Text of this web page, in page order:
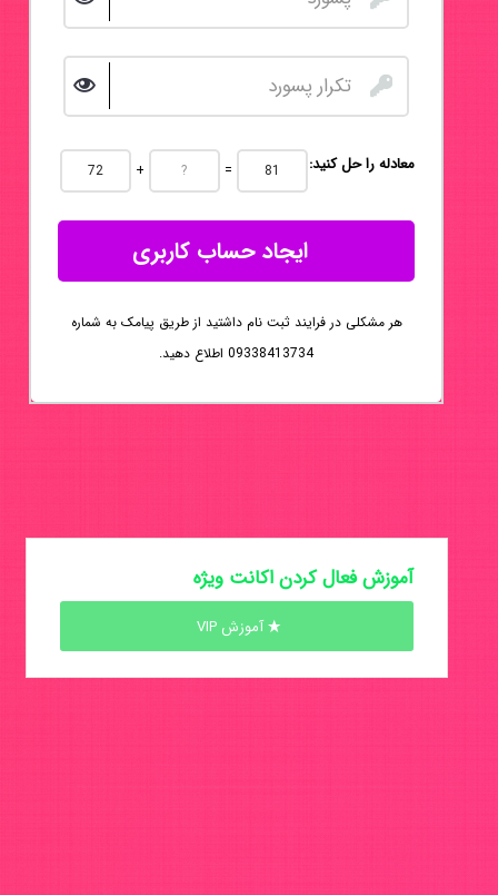
:معادله را حل کنید + =
ایجاد حساب کاربری
هر مشکلی در فرایند ثبت نام داشتید از طریق پیامک به شماره
09338413734 اطلاع دهید.
آموزش فعال کردن اکانت ویژه
آموزش VIP